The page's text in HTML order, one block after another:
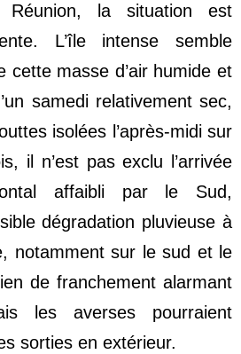
la situation est
L’île intense semble
cette masse d’air humide et
samedi relativement sec,
isolées l’après-midi sur
il n’est pas exclu l’arrivée
affaibli par le Sud,
dégradation pluvieuse à
notamment sur le sud et le
de franchement alarmant
les averses pourraient
sorties en extérieur.